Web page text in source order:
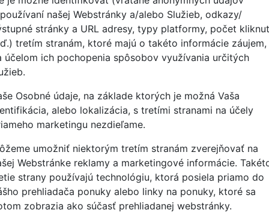
našej Webstránky a/alebo Služieb, odkazy/
stránky a URL adresy, typy platformy, počet
tretím stranám, ktoré majú o takéto informácie záujem,
účelom ich pochopenia spôsobov využívania určitých
Osobné údaje, na základe ktorých je možná Vaša
alebo lokalizácia, s tretími stranami na účely
marketingu nezdieľame.
umožniť niektorým tretím stranám zverejňovať na
Webstránke reklamy a marketingové informácie.
strany používajú technológiu, ktorá posiela priamo do
prehliadača ponuky alebo linky na ponuky, ktoré sa
zobrazia ako súčasť prehliadanej webstránky.